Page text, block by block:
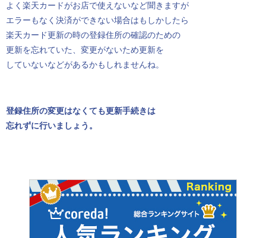
よく楽天カードがお店で使えないなど聞きますが
エラーもなく決済ができない場合はもしかしたら
楽天カード更新の時の登録住所の確認のための
更新を忘れていた、変更がないため更新を
していないなどがあるかもしれませんね。
登録住所の変更はなくても更新手続きは
忘れずに行いましょう。